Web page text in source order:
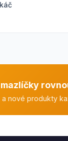
a nové produkty